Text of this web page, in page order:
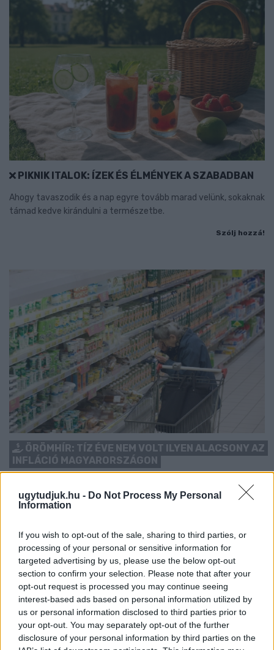
ugytudjuk.hu - Do Not Process My Personal
Information
If you wish to opt-out of the sale, sharing to third parties, or
processing of your personal or sensitive information for
targeted advertising by us, please use the below opt-out
section to confirm your selection. Please note that after your
opt-out request is processed you may continue seeing
interest-based ads based on personal information utilized by
us or personal information disclosed to third parties prior to
your opt-out. You may separately opt-out of the further
disclosure of your personal information by third parties on the
PIKNIK ITALOK: ÍZEK ÉS ÉLMÉNYEK A SZABADBAN
Ahogy tavaszodik és a nap egyre tovább marad velünk, sokaknak
támad kedve kirándulni a természetbe.
Szólj hozzá!
ÖRÖMHÍR: TÍZ ÉVE NEM VOLT ILYEN ALACSONY AZ
INFLÁCIÓ MAGYARORSZÁGON
összevetésben a fogyasztói árak, miközben az élelmiszerek ára
már csökkent.
Szólj hozzá!